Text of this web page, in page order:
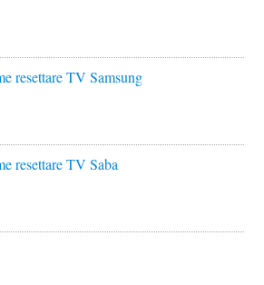
resettare TV Samsung
resettare TV Saba